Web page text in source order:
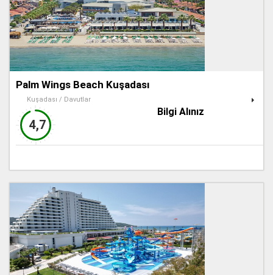
Palm Wings Beach Kuşadası
Kuşadası / Davutlar
4,7
Bilgi Alınız